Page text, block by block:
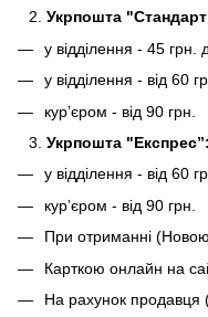
Укрпошта
у відділення - 45 грн.
у відділення - від 60
курʼєром - від 90 грн.
Укрпошта "Експрес”:
у відділення - від 60
курʼєром - від 90 грн.
При отриманні
Карткою онлайн на
На рахунок продавця